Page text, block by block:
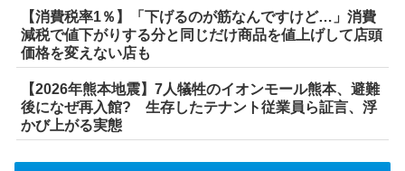
【消費税率1％】「下げるのが筋なんですけど…」消費
減税で値下がりする分と同じだけ商品を値上げして店頭
価格を変えない店も
【2026年熊本地震】7人犠牲のイオンモール熊本、避難
後になぜ再入館? 生存したテナント従業員ら証言、浮
かび上がる実態